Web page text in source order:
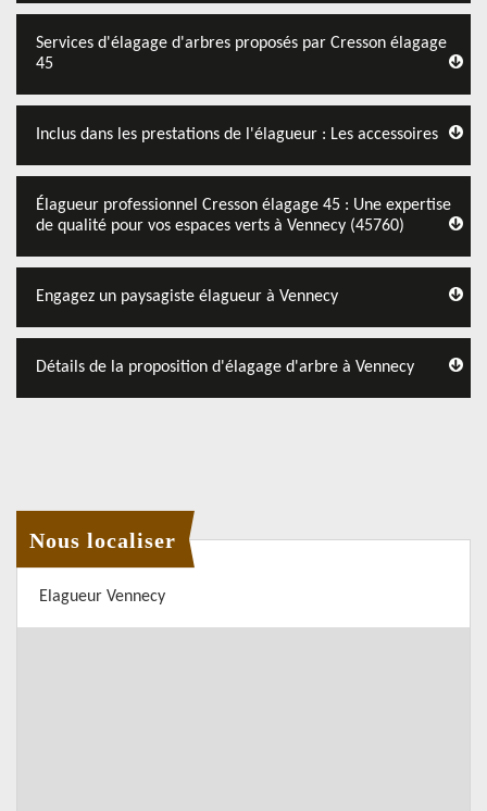
Services d'élagage d'arbres proposés par Cresson élagage
45
Inclus dans les prestations de l'élagueur : Les accessoires
Élagueur professionnel Cresson élagage 45 : Une expertise
de qualité pour vos espaces verts à Vennecy (45760)
Engagez un paysagiste élagueur à Vennecy
Détails de la proposition d'élagage d'arbre à Vennecy
Nous localiser
Elagueur Vennecy